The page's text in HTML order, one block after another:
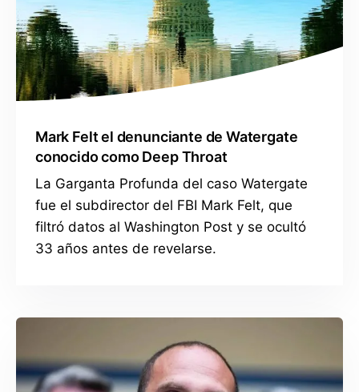
Mark Felt el denunciante de Watergate
conocido como Deep Throat
La Garganta Profunda del caso Watergate
fue el subdirector del FBI Mark Felt, que
filtró datos al Washington Post y se ocultó
33 años antes de revelarse.